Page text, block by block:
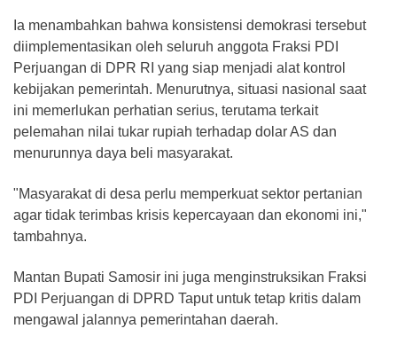
Ia menambahkan bahwa konsistensi demokrasi tersebut
diimplementasikan oleh seluruh anggota Fraksi PDI
Perjuangan di DPR RI yang siap menjadi alat kontrol
kebijakan pemerintah. Menurutnya, situasi nasional saat
ini memerlukan perhatian serius, terutama terkait
pelemahan nilai tukar rupiah terhadap dolar AS dan
menurunnya daya beli masyarakat.
"Masyarakat di desa perlu memperkuat sektor pertanian
agar tidak terimbas krisis kepercayaan dan ekonomi ini,"
tambahnya.
Mantan Bupati Samosir ini juga menginstruksikan Fraksi
PDI Perjuangan di DPRD Taput untuk tetap kritis dalam
mengawal jalannya pemerintahan daerah.